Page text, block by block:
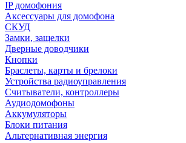
IP домофония
Аксессуары для домофона
СКУД
Замки, защелки
Дверные доводчики
Кнопки
Браслеты, карты и брелоки
Устройства радиоуправления
Считыватели, контроллеры
Аудиодомофоны
Аккумуляторы
Блоки питания
Альтернативная энергия